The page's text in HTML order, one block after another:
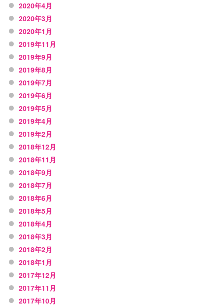
2020年4月
2020年3月
2020年1月
2019年11月
2019年9月
2019年8月
2019年7月
2019年6月
2019年5月
2019年4月
2019年2月
2018年12月
2018年11月
2018年9月
2018年7月
2018年6月
2018年5月
2018年4月
2018年3月
2018年2月
2018年1月
2017年12月
2017年11月
2017年10月